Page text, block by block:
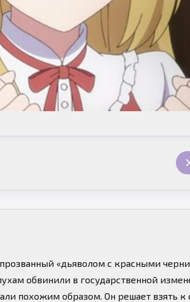
«дьяволом с красными
обвинили в государственной
похожим образом. Он решает взять